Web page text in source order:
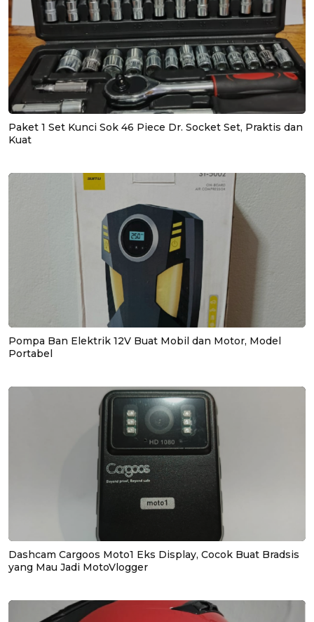
Paket 1 Set Kunci Sok 46 Piece Dr. Socket Set, Praktis dan
Kuat
Pompa Ban Elektrik 12V Buat Mobil dan Motor, Model
Portabel
Dashcam Cargoos Moto1 Eks Display, Cocok Buat Bradsis
yang Mau Jadi MotoVlogger